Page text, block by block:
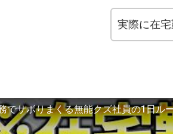
実際に在
でサボりまくる無能クズ社員の1日ル